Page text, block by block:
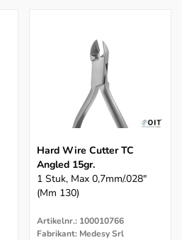
Hard Wire Cutter TC
Angled 15gr.
1 Stuk, Max 0,7mm/.028"
(mm 130)
Artikelnr.: 100010766
Fabrikant: Medesy Srl